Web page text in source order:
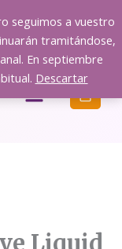
seguimos a vuestro
tramitándose,
En septiembre
Descartar
Menú
Liquid